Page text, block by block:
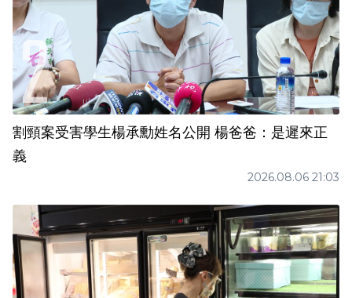
割頸案受害學生楊承勳姓名公開 楊爸爸：是遲來正
義
2026.08.06 21:03